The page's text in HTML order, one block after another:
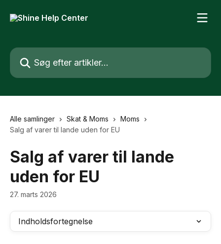
Søg efter artikler...
Alle samlinger Skat & Moms
Moms
Salg af varer til lande uden for EU
Salg af varer til lande
uden for EU
27. marts 2026
Indholdsfortegnelse